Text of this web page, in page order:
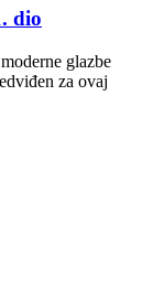
dio
glazbe
za ovaj